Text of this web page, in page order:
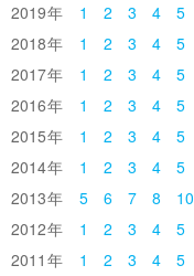
2019
1 2 3 4 5
2018
1 2 3 4 5
2017
1 2 3 4 5
2016
1 2 3 4 5
2015
1 2 3 4 5
2014
1 2 3 4 5
2013
5 6 7 8 10
2012
1 2 3 4 5
2011
1 2 3 4 5